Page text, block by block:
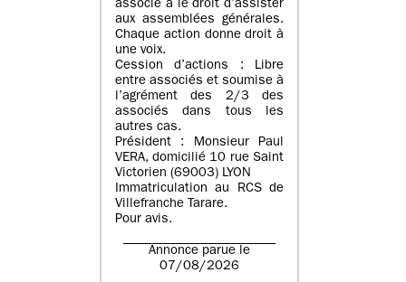
associé a le droit d’assister
aux assemblées générales.
Chaque action donne droit à
une voix.
Cession d’actions : Libre
entre associés et soumise à
l’agrément des 2/3 des
associés dans tous les
autres cas.
Président : Monsieur Paul
VERA, domicilié 10 rue Saint
Victorien (69003) LYON
Immatriculation au RCS de
Villefranche Tarare.
Pour avis.
Annonce parue le
07/08/2026